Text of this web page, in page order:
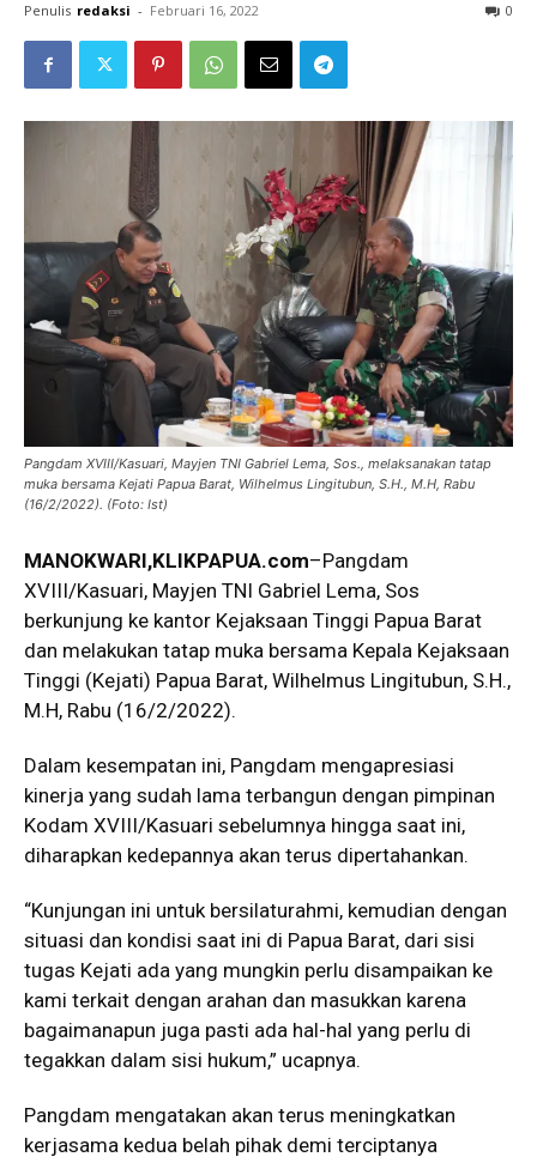
Penulis redaksi - Februari 16, 2022 0
Pangdam XVIII/Kasuari, Mayjen TNI Gabriel Lema, Sos., melaksanakan tatap
muka bersama Kejati Papua Barat, Wilhelmus Lingitubun, S.H., M.H, Rabu
(16/2/2022). (Foto: Ist)
MANOKWARI,KLIKPAPUA.com–Pangdam
XVIII/Kasuari, Mayjen TNI Gabriel Lema, Sos
berkunjung ke kantor Kejaksaan Tinggi Papua Barat
dan melakukan tatap muka bersama Kepala Kejaksaan
Tinggi (Kejati) Papua Barat, Wilhelmus Lingitubun, S.H.,
M.H, Rabu (16/2/2022).
Dalam kesempatan ini, Pangdam mengapresiasi
kinerja yang sudah lama terbangun dengan pimpinan
Kodam XVIII/Kasuari sebelumnya hingga saat ini,
diharapkan kedepannya akan terus dipertahankan.
“Kunjungan ini untuk bersilaturahmi, kemudian dengan
situasi dan kondisi saat ini di Papua Barat, dari sisi
tugas Kejati ada yang mungkin perlu disampaikan ke
kami terkait dengan arahan dan masukkan karena
bagaimanapun juga pasti ada hal-hal yang perlu di
tegakkan dalam sisi hukum,” ucapnya.
Pangdam mengatakan akan terus meningkatkan
kerjasama kedua belah pihak demi terciptanya